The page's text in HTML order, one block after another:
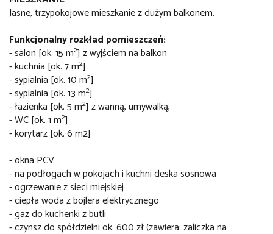
Jasne, trzypokojowe mieszkanie z dużym balkonem.
Funkcjonalny rozkład pomieszczeń:
- salon [ok. 15 m2] z wyjściem na balkon
- kuchnia [ok. 7 m2]
- sypialnia [ok. 10 m2]
- sypialnia [ok. 13 m2]
- łazienka [ok. 5 m2] z wanną, umywalką,
- WC [ok. 1 m2]
- korytarz [ok. 6 m2]
- okna PCV
- na podłogach w pokojach i kuchni deska sosnowa
- ogrzewanie z sieci miejskiej
- ciepła woda z bojlera elektrycznego
- gaz do kuchenki z butli
- czynsz do spółdzielni ok. 600 zł (zawiera: zaliczka na